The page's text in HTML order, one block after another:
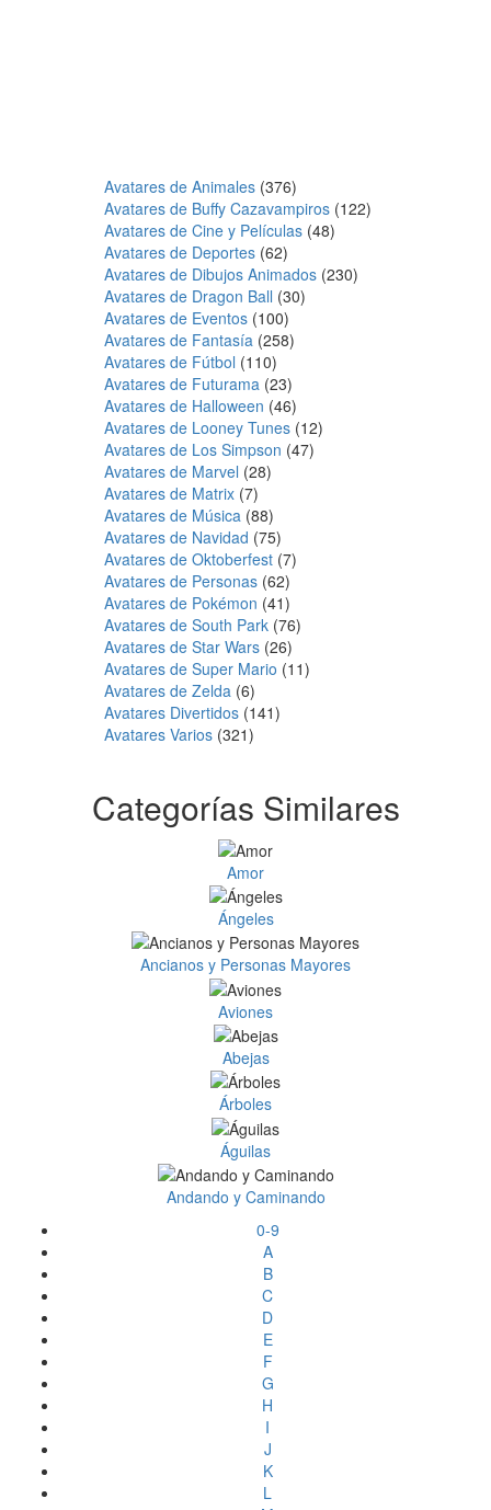
Avatares de Animales (376)
Avatares de Buffy Cazavampiros (122)
Avatares de Cine y Películas (48)
Avatares de Deportes (62)
Avatares de Dibujos Animados (230)
Avatares de Dragon Ball (30)
Avatares de Eventos (100)
Avatares de Fantasía (258)
Avatares de Fútbol (110)
Avatares de Futurama (23)
Avatares de Halloween (46)
Avatares de Looney Tunes (12)
Avatares de Los Simpson (47)
Avatares de Marvel (28)
Avatares de Matrix (7)
Avatares de Música (88)
Avatares de Navidad (75)
Avatares de Oktoberfest (7)
Avatares de Personas (62)
Avatares de Pokémon (41)
Avatares de South Park (76)
Avatares de Star Wars (26)
Avatares de Super Mario (11)
Avatares de Zelda (6)
Avatares Divertidos (141)
Avatares Varios (321)
Categorías Similares
Amor
Ángeles
Ancianos y Personas Mayores
Aviones
Abejas
Árboles
Águilas
Andando y Caminando
0-9
A
B
C
D
E
F
G
H
I
J
K
L